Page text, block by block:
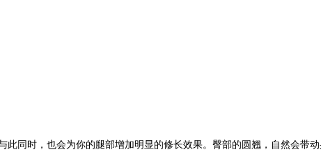
同时，也会为你的腿部增加明显的修长效果。臀部的圆翘，自然会带动